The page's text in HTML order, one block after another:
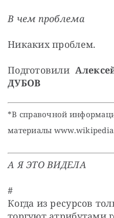
В чем проблема
Никаких проблем.
Подготовили
ДУБОВ
*В справочной
материалы
А Я ЭТО ВИДЕЛА
#
Когда из ресурсов